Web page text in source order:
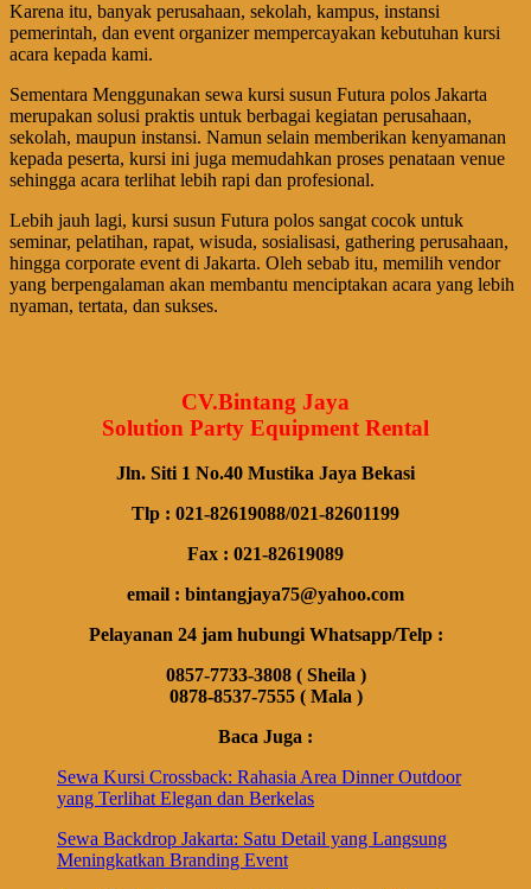
Karena itu, banyak perusahaan, sekolah, kampus, instansi
pemerintah, dan event organizer mempercayakan kebutuhan kursi
acara kepada kami.
Sementara Menggunakan sewa kursi susun Futura polos Jakarta
merupakan solusi praktis untuk berbagai kegiatan perusahaan,
sekolah, maupun instansi. Namun selain memberikan kenyamanan
kepada peserta, kursi ini juga memudahkan proses penataan venue
sehingga acara terlihat lebih rapi dan profesional.
Lebih jauh lagi, kursi susun Futura polos sangat cocok untuk
seminar, pelatihan, rapat, wisuda, sosialisasi, gathering perusahaan,
hingga corporate event di Jakarta. Oleh sebab itu, memilih vendor
yang berpengalaman akan membantu menciptakan acara yang lebih
nyaman, tertata, dan sukses.
CV.Bintang Jaya
Solution Party Equipment Rental
Jln. Siti 1 No.40 Mustika Jaya Bekasi
Tlp : 021-82619088/021-82601199
Fax : 021-82619089
email : bintangjaya75@yahoo.com
Pelayanan 24 jam hubungi Whatsapp/Telp :
0857-7733-3808 ( Sheila )
0878-8537-7555 ( Mala )
Baca Juga :
Sewa Kursi Crossback: Rahasia Area Dinner Outdoor
yang Terlihat Elegan dan Berkelas
Sewa Backdrop Jakarta: Satu Detail yang Langsung
Meningkatkan Branding Event